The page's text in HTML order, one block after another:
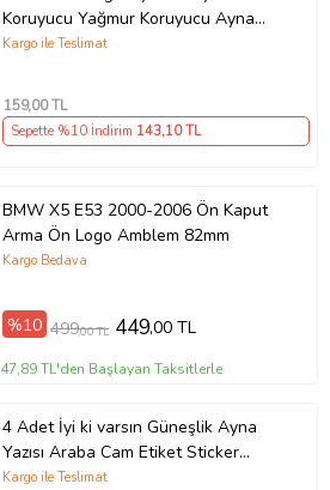
Koruyucu Yağmur Koruyucu Ayna
Rüzgarlığı 2 li Takım - Ücretsiz Kargo
Kargo ile Teslimat
159,00 TL
Sepette %10 İndirim 143,10 TL
BMW X5 E53 2000-2006 Ön Kaput
Arma Ön Logo Amblem 82mm
Kargo Bedava
%10 499,00 TL 449,00 TL
47,89 TL'den Başlayan Taksitlerle
4 Adet İyi ki varsın Güneşlik Ayna
Yazısı Araba Cam Etiket Sticker
8x2cm
Kargo ile Teslimat